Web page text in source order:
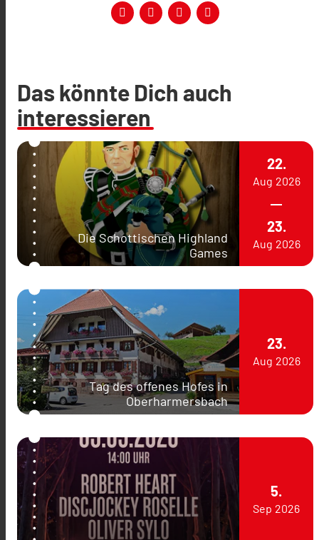
Das könnte Dich auch
interessieren
Die Schottischen Highland
Games
22.
Aug 2026
23.
Aug 2026
Tag des offenes Hofes in
Oberharmersbach
23.
Aug 2026
5.
Sep 2026